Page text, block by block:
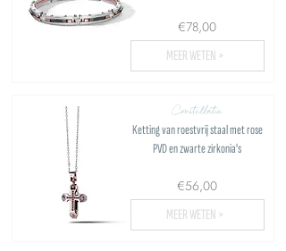
€78,00
MEER WETEN >
Constellatie
Ketting van roestvrij staal met rose
PVD en zwarte zirkonia's
€56,00
MEER WETEN >